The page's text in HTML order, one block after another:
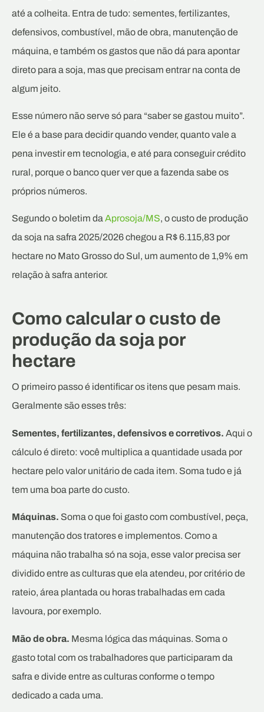
até a colheita. Entra de tudo: sementes, fertilizantes,
defensivos, combustível, mão de obra, manutenção de
máquina, e também os gastos que não dá para apontar
direto para a soja, mas que precisam entrar na conta de
algum jeito.
Esse número não serve só para “saber se gastou muito”.
Ele é a base para decidir quando vender, quanto vale a
pena investir em tecnologia, e até para conseguir crédito
rural, porque o banco quer ver que a fazenda sabe os
próprios números.
Segundo o boletim da Aprosoja/MS, o custo de produção
da soja na safra 2025/2026 chegou a R$ 6.115,83 por
hectare no Mato Grosso do Sul, um aumento de 1,9% em
relação à safra anterior.
Como calcular o custo de
produção da soja por
hectare
O primeiro passo é identificar os itens que pesam mais.
Geralmente são esses três:
Sementes, fertilizantes, defensivos e corretivos. Aqui o
cálculo é direto: você multiplica a quantidade usada por
hectare pelo valor unitário de cada item. Soma tudo e já
tem uma boa parte do custo.
Máquinas. Soma o que foi gasto com combustível, peça,
manutenção dos tratores e implementos. Como a
máquina não trabalha só na soja, esse valor precisa ser
dividido entre as culturas que ela atendeu, por critério de
rateio, área plantada ou horas trabalhadas em cada
lavoura, por exemplo.
Mão de obra. Mesma lógica das máquinas. Soma o
gasto total com os trabalhadores que participaram da
safra e divide entre as culturas conforme o tempo
dedicado a cada uma.